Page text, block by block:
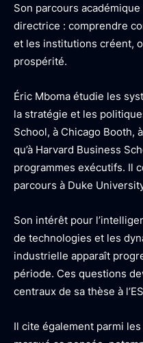
Son parcours
directrice : comprendre
et les institutions créent,
prospérité.
Éric Mboma étudie les
la stratégie et les
School, à Chicago Booth,
qu’à Harvard Business
programmes exécutifs. Il
parcours à Duke
Son intérêt pour
de technologies et les
industrielle apparaît
période. Ces questions
centraux de sa thèse à
Il cite également parmi